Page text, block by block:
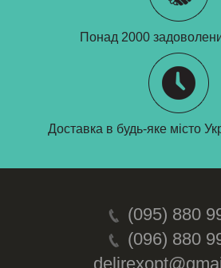
Понад 2000
Доставка в будь-яке місто
(095) 880
(096) 880